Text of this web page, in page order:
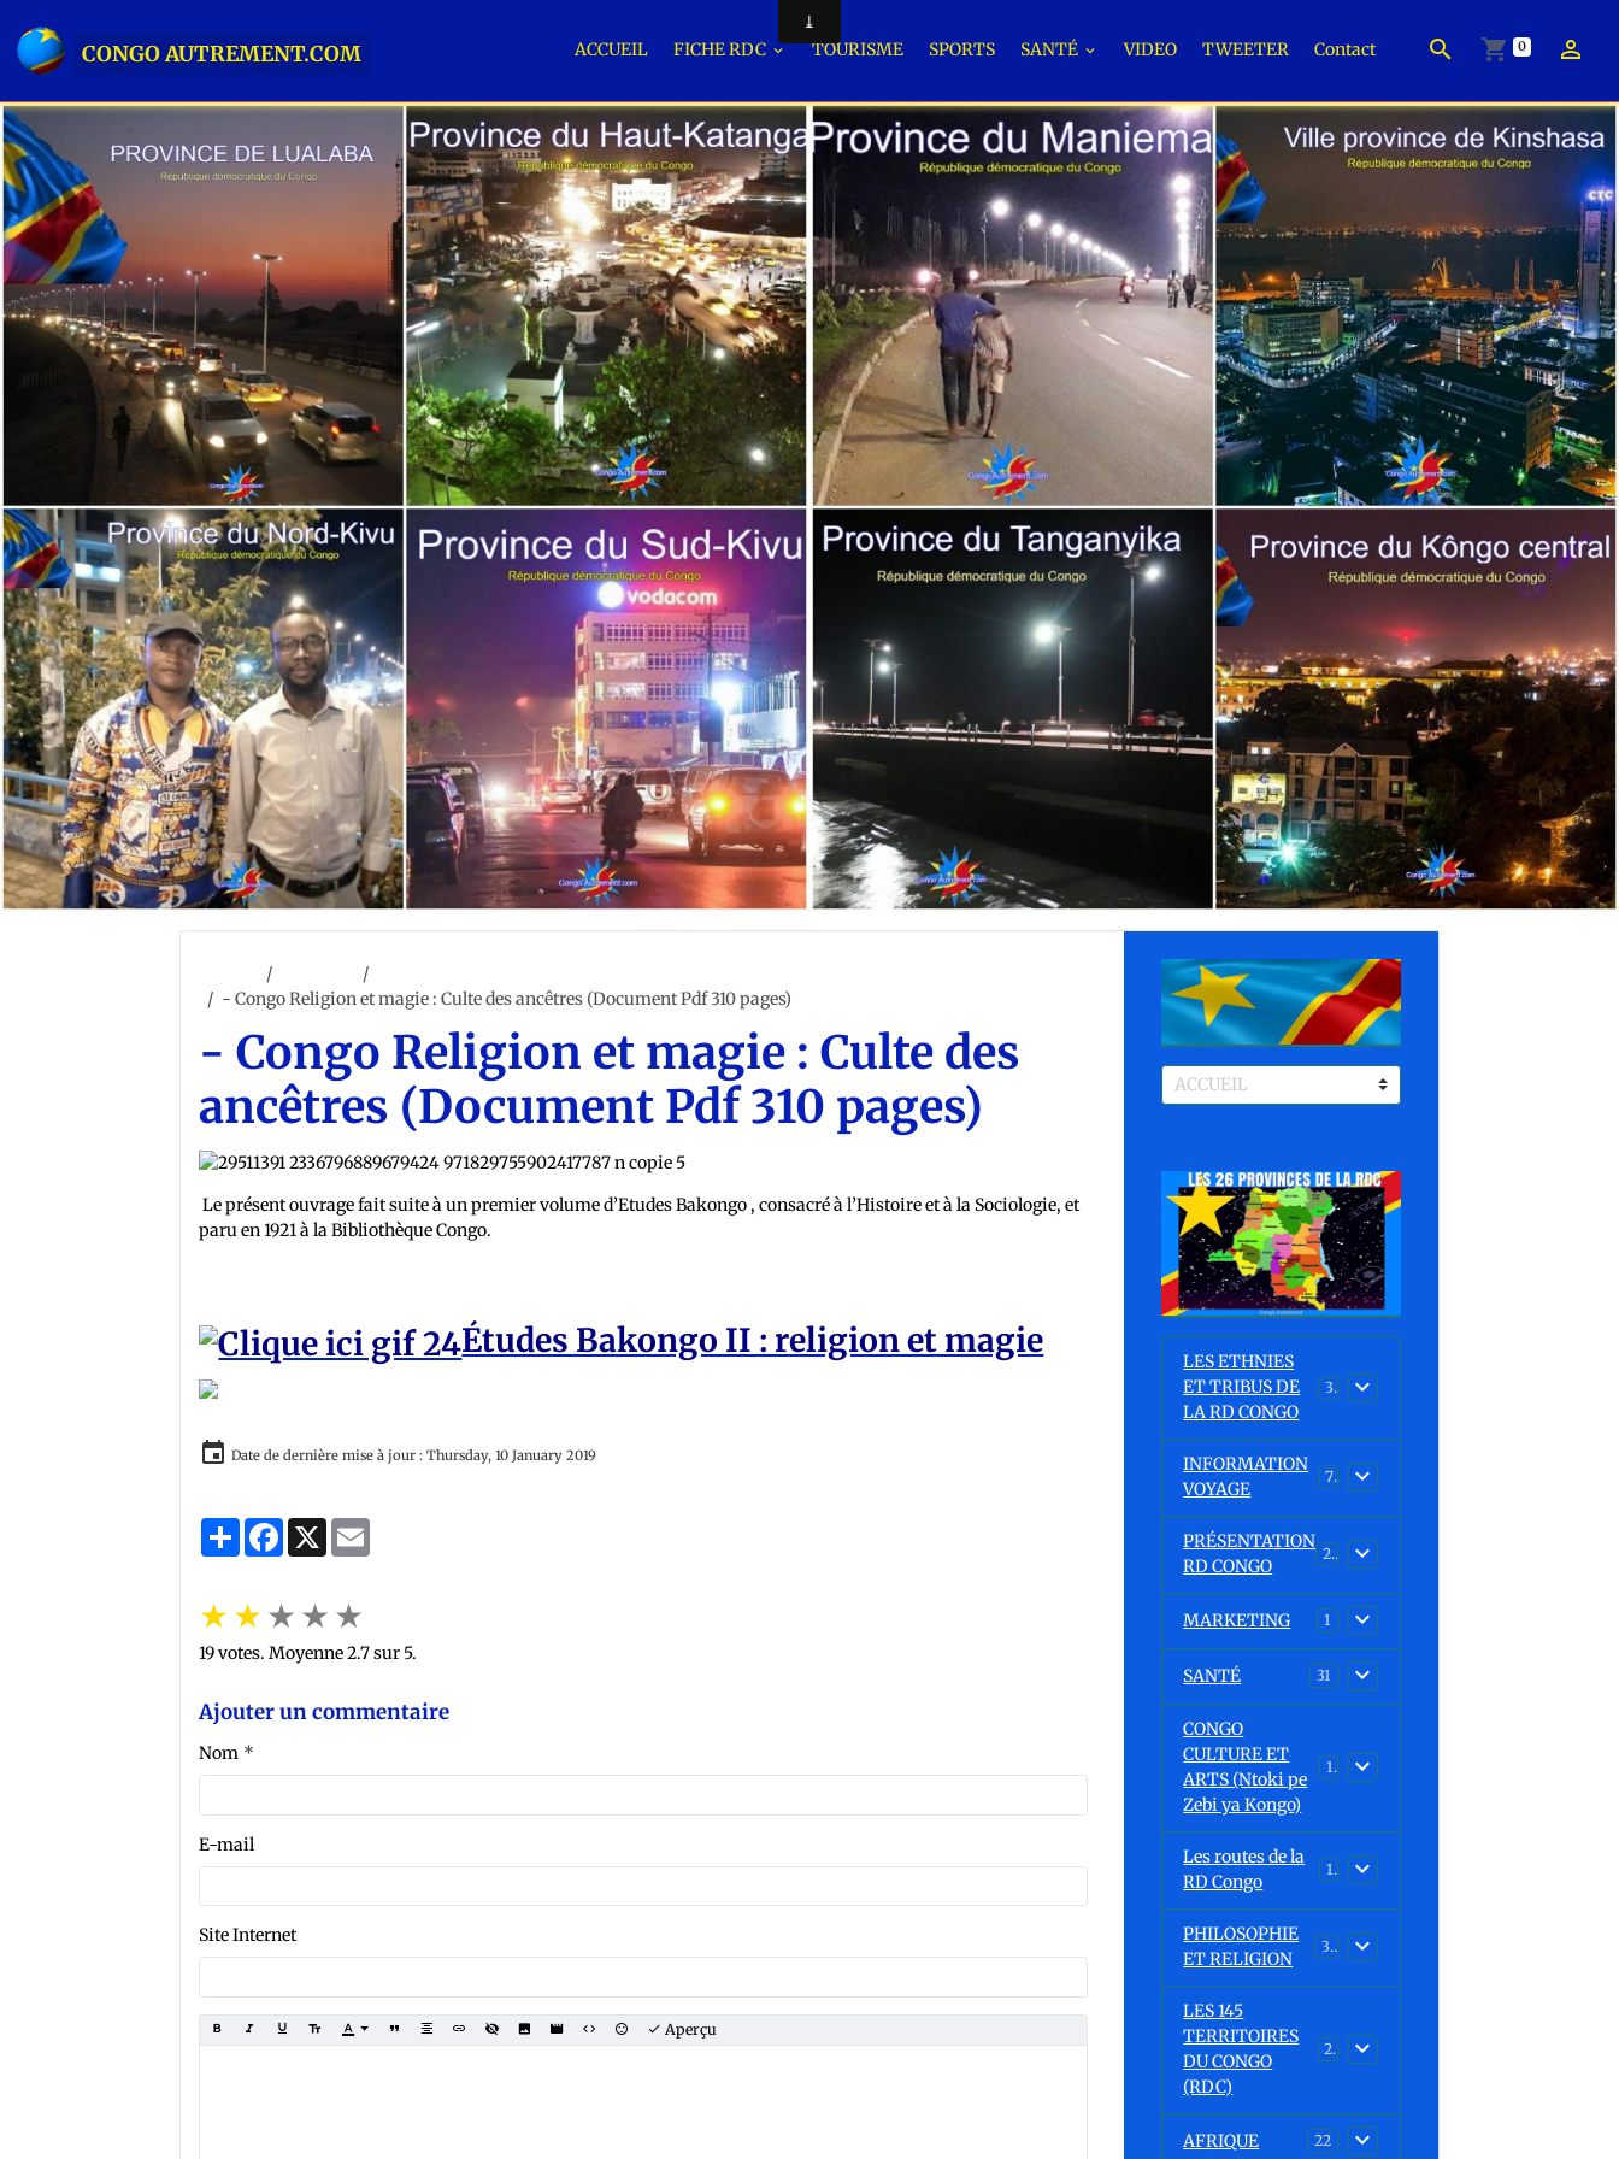
CONGO AUTREMENT.COM ACCUEIL FICHE RDC TOURISME SPORTS SANTÉ VIDEO TWEETER Contact 0
- Congo Religion et magie : Culte des ancêtres (Document Pdf 310 pages)
- Congo Religion et magie : Culte des
ancêtres (Document Pdf 310 pages)
Le présent ouvrage fait suite à un premier volume d’Etudes Bakongo , consacré à l’Histoire et à la Sociologie, et
paru en 1921 à la Bibliothèque Congo.
Études Bakongo II : religion et magie
Date de dernière mise à jour : Thursday, 10 January 2019
PartagerFacebook
X
★★★★★
19votes. Moyenne2.7sur 5.
Ajouter un commentaire
Nom
E-mail
Site Internet
Aperçu
LES ETHNIES
ET TRIBUS DE
LA RD CONGO
37
INFORMATION
VOYAGE
7
PRÉSENTATION
RD CONGO
23
MARKETING 1
SANTÉ 31
CONGO
CULTURE ET
ARTS (Ntoki pe
Zebi ya Kongo)
15
Les routes de la
RD Congo
1
PHILOSOPHIE
ET RELIGION
32
LES 145
TERRITOIRES
DU CONGO
(RDC)
23
AFRIQUE 22